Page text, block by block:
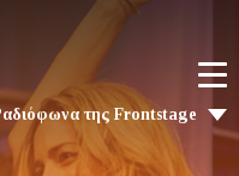
της Frontstage